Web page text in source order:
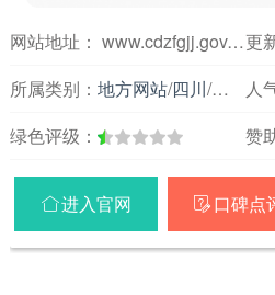
网站地址： www.cdzfgjj.gov.cn更
所属类别： 地方网站/四川/房产装
人
绿色评级：
赞
进入官网  口碑点